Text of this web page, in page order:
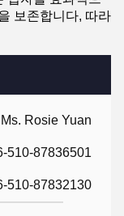
Ms. Rosie Yuan
510-87836501
510-87832130
보존합니다, 따라